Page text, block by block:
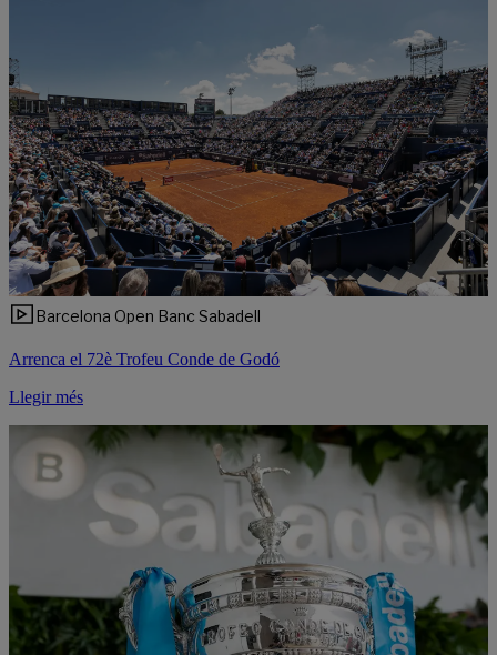
Barcelona Open Banc Sabadell
Arrenca el 72è Trofeu Conde de Godó
Llegir més